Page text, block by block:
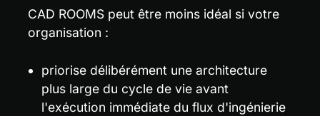
CAD ROOMS peut être moins idéal si votre
organisation :
priorise délibérément une architecture
plus large du cycle de vie avant
l'exécution immédiate du flux d'ingénierie